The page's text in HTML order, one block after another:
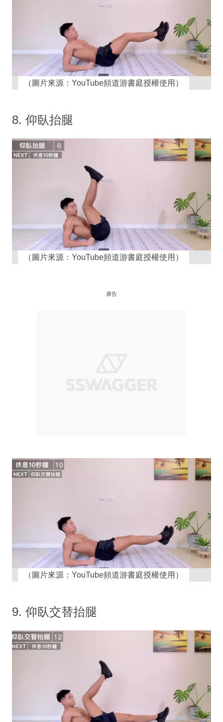
（圖片來源：YouTube頻道游書庭授權使用）
8. 仰臥抬腿
（圖片來源：YouTube頻道游書庭授權使用）
廣告
（圖片來源：YouTube頻道游書庭授權使用）
9. 仰臥交替抬腿